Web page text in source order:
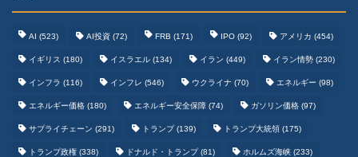
AI (523) AI投資 (72) FRB (171) IPO (92) アメリカ (454)
イギリス (180) イスラエル (134) イラン (449) イラン情勢 (230)
インフラ (116) インフレ (546) ウクライナ (70) エネルギー (98)
エネルギー価格 (180) エネルギー安全保障 (74) ガソリン価格 (97)
サプライチェーン (291) トランプ(139) トランプ大統領 (175)
トランプ政権 (338) ドナルド・トランプ(81) ホルムズ海峡 (233)